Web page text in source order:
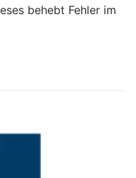
behebt Fehler im